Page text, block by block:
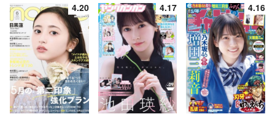
4.20 4.17 4.16